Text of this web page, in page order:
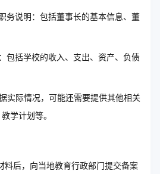
务说明：包括董事长的基本信息、董
包括学校的收入、支出、资产、负债
实际情况，可能还需要提供其他相关
学计划等。
料后，向当地教育行政部门提交备案